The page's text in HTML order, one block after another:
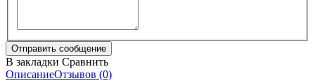
В закладки Сравнить
ОписаниеОтзывов (0)